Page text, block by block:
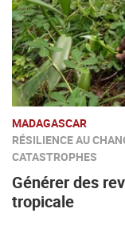
MADAGASCAR
RÉSILIENCE AU
CATASTROPHES
Générer des
tropicale